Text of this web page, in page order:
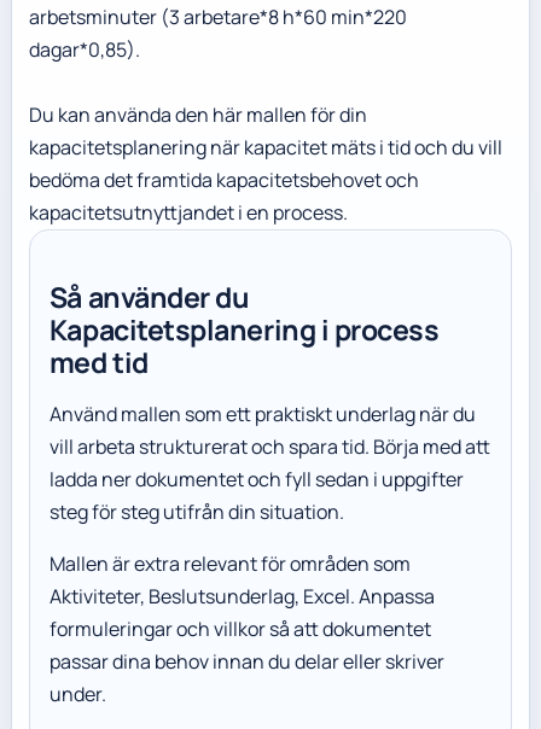
arbetsminuter (3 arbetare*8 h*60 min*220
dagar*0,85).
Du kan använda den här mallen för din
kapacitetsplanering när kapacitet mäts i tid och du vill
bedöma det framtida kapacitetsbehovet och
kapacitetsutnyttjandet i en process.
Så använder du
Kapacitetsplanering i process
med tid
Använd mallen som ett praktiskt underlag när du
vill arbeta strukturerat och spara tid. Börja med att
ladda ner dokumentet och fyll sedan i uppgifter
steg för steg utifrån din situation.
Mallen är extra relevant för områden som
Aktiviteter, Beslutsunderlag, Excel. Anpassa
formuleringar och villkor så att dokumentet
passar dina behov innan du delar eller skriver
under.